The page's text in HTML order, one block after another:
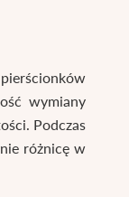
wymiany
Podczas
różnicę w